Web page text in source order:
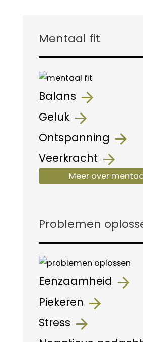
Mentaal fit
Balans
Geluk
Ontspanning
Veerkracht
Meer over
Problemen
Eenzaamheid
Piekeren
Stress